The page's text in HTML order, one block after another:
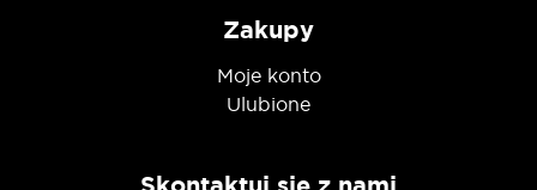
Zakupy
Moje konto
Ulubione